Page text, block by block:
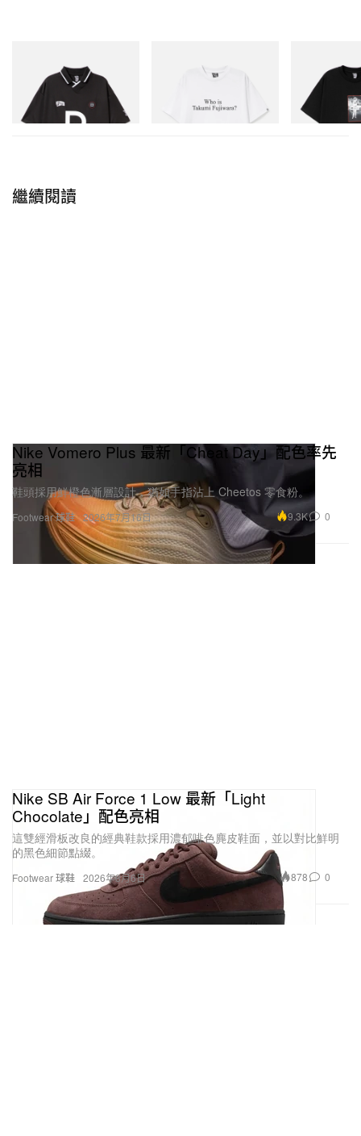
Billionaire Boys Club X Initial
D Game Shirt
立即購入
Billionaire Boys Club X Initial
D Cotton T-Shirt 3
BILLIONAIRE
INITIAL D
立即購入
繼續閱讀
Footwear 球鞋
Nike Vomero Plus 最新「Cheat Day」配色率先
亮相
鞋頭採用鮮橙色漸層設計，猶如手指沾上 Cheetos 零食粉。
2026年7月16日 9.3K 0
Footwear 球鞋
Nike SB Air Force 1 Low 最新「Light
Chocolate」配色亮相
這雙經滑板改良的經典鞋款採用濃郁啡色麂皮鞋面，並以對比鮮明
的黑色細節點綴。
2026年8月6日 878 0